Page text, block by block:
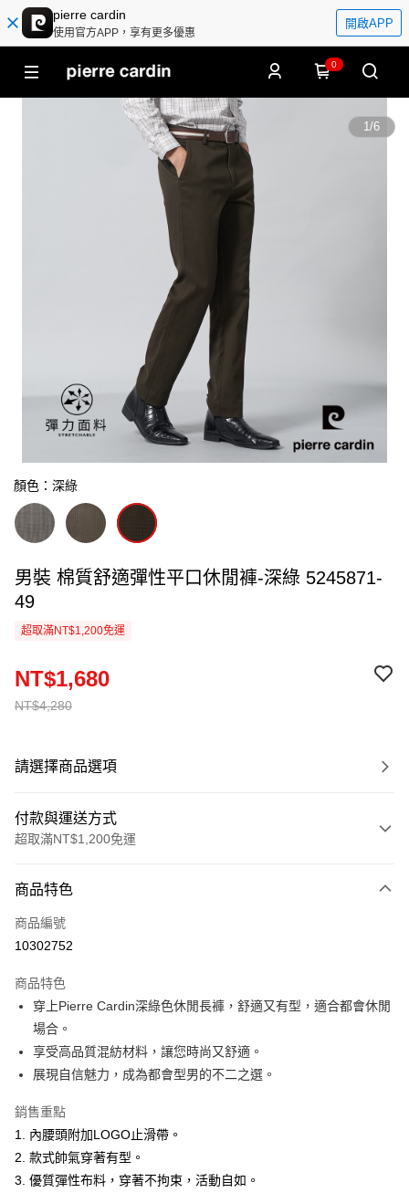
pierre cardin
使用官方APP，享有更多優惠
開啟APP
0
1/6
顏色：深綠
男裝 棉質舒適彈性平口休閒褲-深綠 5245871-
49
超取滿NT$1,200免運
NT$4,280
NT$1,680
請選擇商品選項
付款與運送方式
超取滿NT$1,200免運
信用卡一次付款
超商取貨付款
Apple Pay
悠遊付
Google Pay
ATM付款
全家取貨付款
商品特色
商品編號
10302752
商品特色
穿上Pierre Cardin深綠色休閒長褲，舒適又有型，適合都會休閒
場合。
享受高品質混紡材料，讓您時尚又舒適。
展現自信魅力，成為都會型男的不二之選。
銷售重點
1. 內腰頭附加LOGO止滑帶。
2. 款式帥氣穿著有型。
3. 優質彈性布料，穿著不拘束，活動自如。